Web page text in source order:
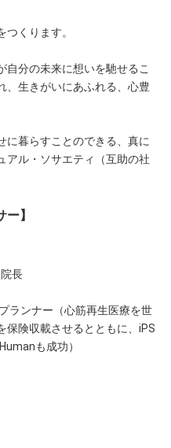
くります。
自分の未来に想いを馳せるこ
、生きがいにあふれる、心豊
に暮らすことのできる、真に
アル・ソサエティ（互助の社
】
長
ランナー（心筋再生医療を世
保険収載させるとともに、iPS
も成功）